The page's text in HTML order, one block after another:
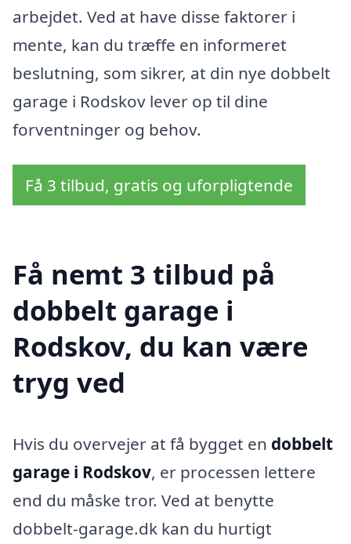
arbejdet. Ved at have disse faktorer i
mente, kan du træffe en informeret
beslutning, som sikrer, at din nye dobbelt
garage i Rodskov lever op til dine
forventninger og behov.
Få 3 tilbud, gratis og uforpligtende
Få nemt 3 tilbud på
dobbelt garage i
Rodskov, du kan være
tryg ved
Hvis du overvejer at få bygget en dobbelt
garage i Rodskov, er processen lettere
end du måske tror. Ved at benytte
dobbelt-garage.dk kan du hurtigt